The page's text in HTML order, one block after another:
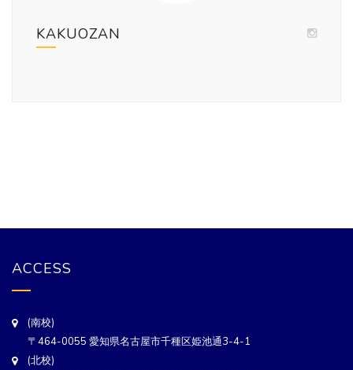
KAKUOZAN
ACCESS
(南校)
〒464-0055 愛知県名古屋市千種区姫池通3-4-1
(北校)